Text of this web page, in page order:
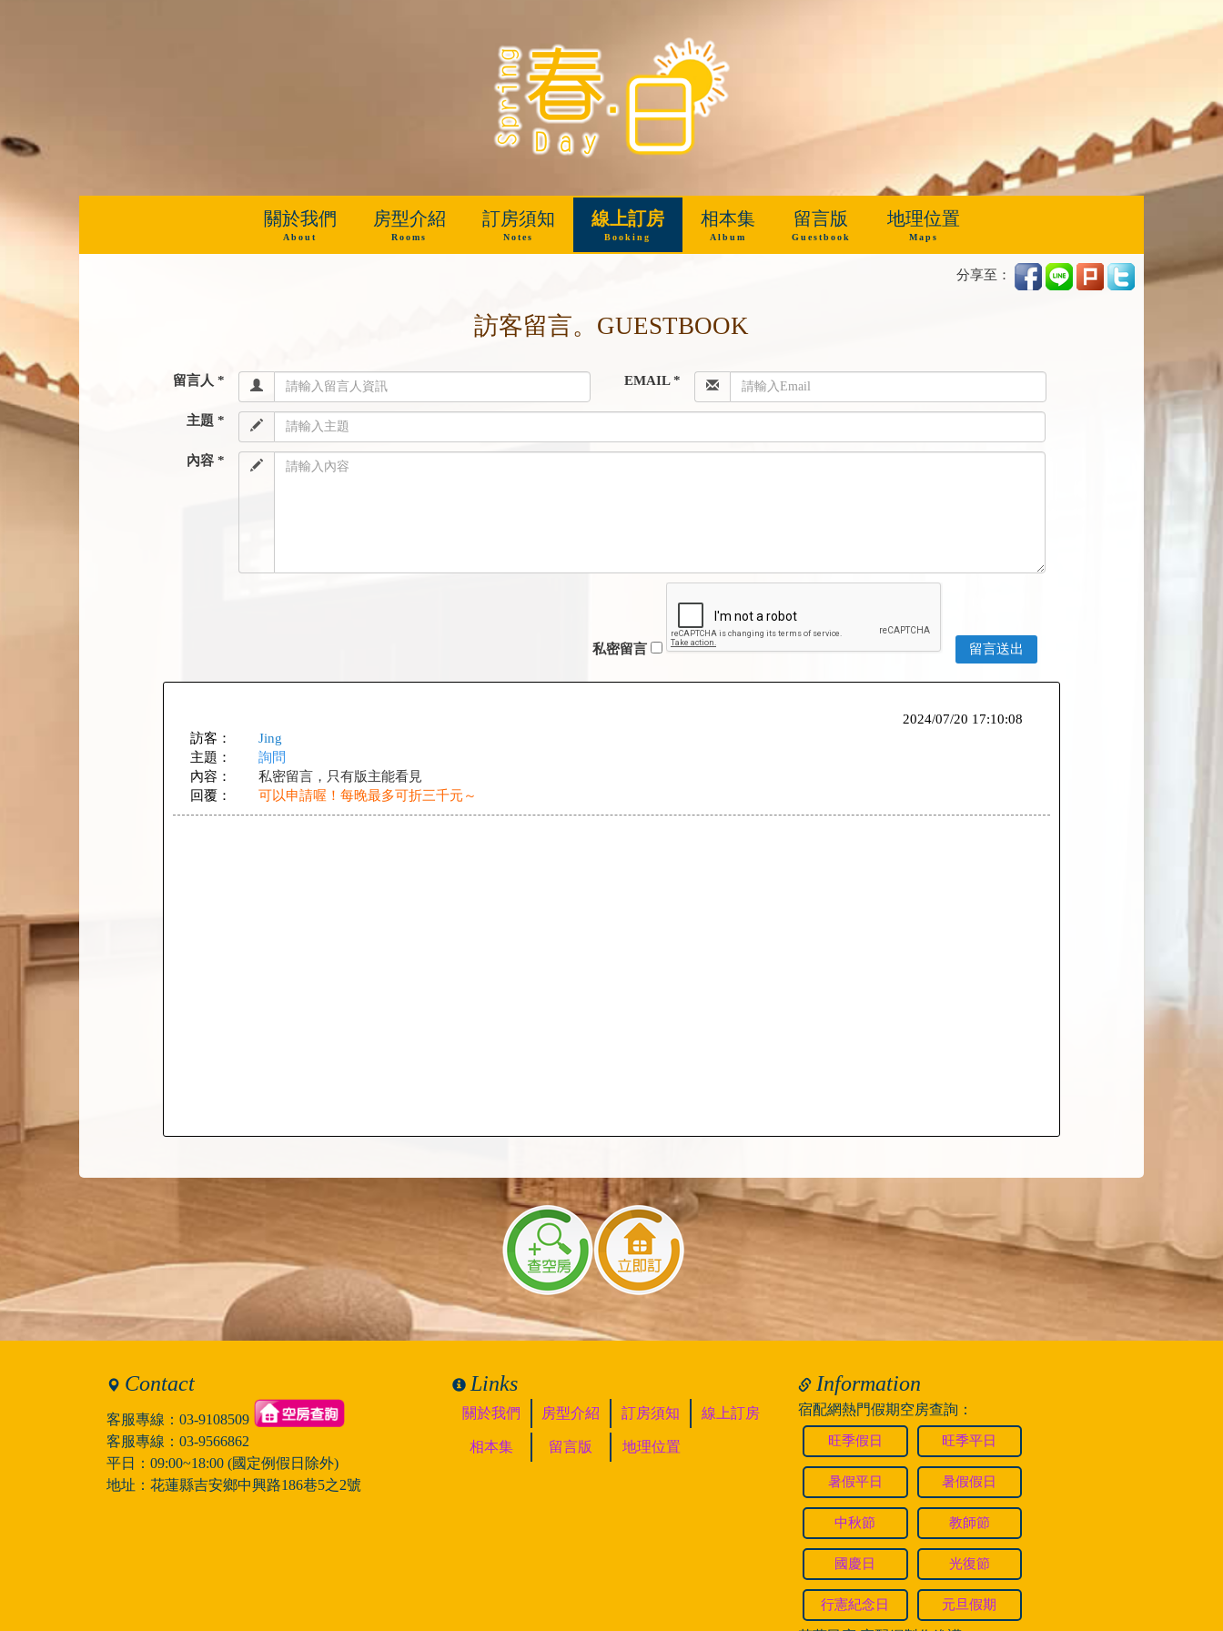
關於我們
About
房型介紹
Rooms
訂房須知
Notes
線上訂房
Booking
相本集
Album
留言版
Guestbook
地理位置
Maps
分享至：
訪客留言。GUESTBOOK
留言人 * EMAIL *
主題 *
內容 *
私密留言
2024/07/20 17:10:08
訪客：
Jing
主題：
詢問
內容：
私密留言，只有版主能看見
回覆：
可以申請喔！每晚最多可折三千元～
Contact
客服專線： 03-9108509
客服專線： 03-9566862
平日：09:00~18:00 (國定例假日除外)
地址：花蓮縣吉安鄉中興路186巷5之2號
Links
關於我們 房型介紹 訂房須知 線上訂房
相本集 留言版 地理位置
Information
宿配網熱門假期空房查詢：
旺季假日 旺季平日
暑假平日 暑假假日
中秋節 教師節
國慶日 光復節
行憲紀念日 元旦假期